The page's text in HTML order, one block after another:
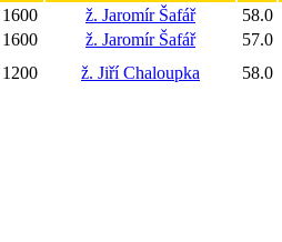
1600 ž. Jaromír Šafář
58.0
1600 ž. Jaromír Šafář
57.0
1200 ž. Jiří Chaloupka 58.0